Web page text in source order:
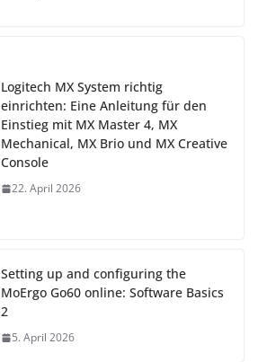
Logitech MX System richtig
einrichten: Eine Anleitung für den
Einstieg mit MX Master 4, MX
Mechanical, MX Brio und MX Creative
Console
22. April 2026
Setting up and configuring the
MoErgo Go60 online: Software Basics
2
5. April 2026